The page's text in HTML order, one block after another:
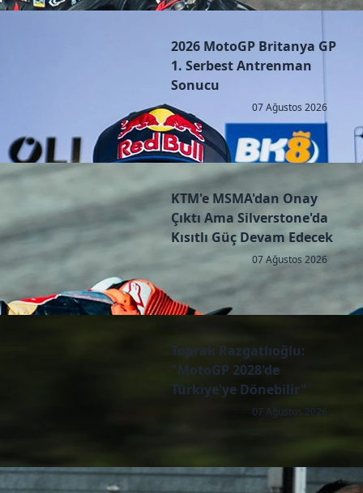
2026 MotoGP Britanya GP
1. Serbest Antrenman
Sonucu
07 Ağustos 2026
KTM'e MSMA'dan Onay
Çıktı Ama Silverstone'da
Kısıtlı Güç Devam Edecek
07 Ağustos 2026
Toprak Razgatlıoğlu:
"MotoGP 2028'de
Türkiye'ye Dönebilir"
07 Ağustos 2026